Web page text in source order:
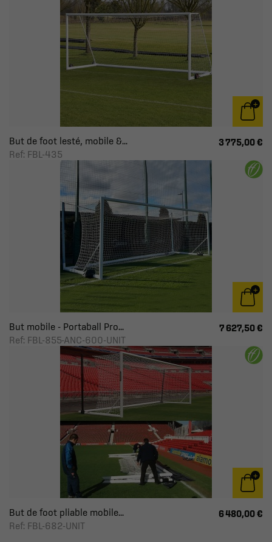
But de foot lesté, mobile &...
Ref: FBL-435
3 775,00 €
But mobile - Portaball Pro...
Ref: FBL-855-ANC-600-UNIT
7 627,50 €
But de foot pliable mobile...
Ref: FBL-682-UNIT
6 480,00 €